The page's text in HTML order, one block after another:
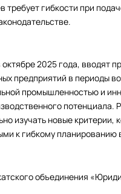
гибкости при
2025 года, вводят
предприятий в периоды
промышленностью и
потенциала.
изучать новые критерии,
к гибкому планированию
объединения